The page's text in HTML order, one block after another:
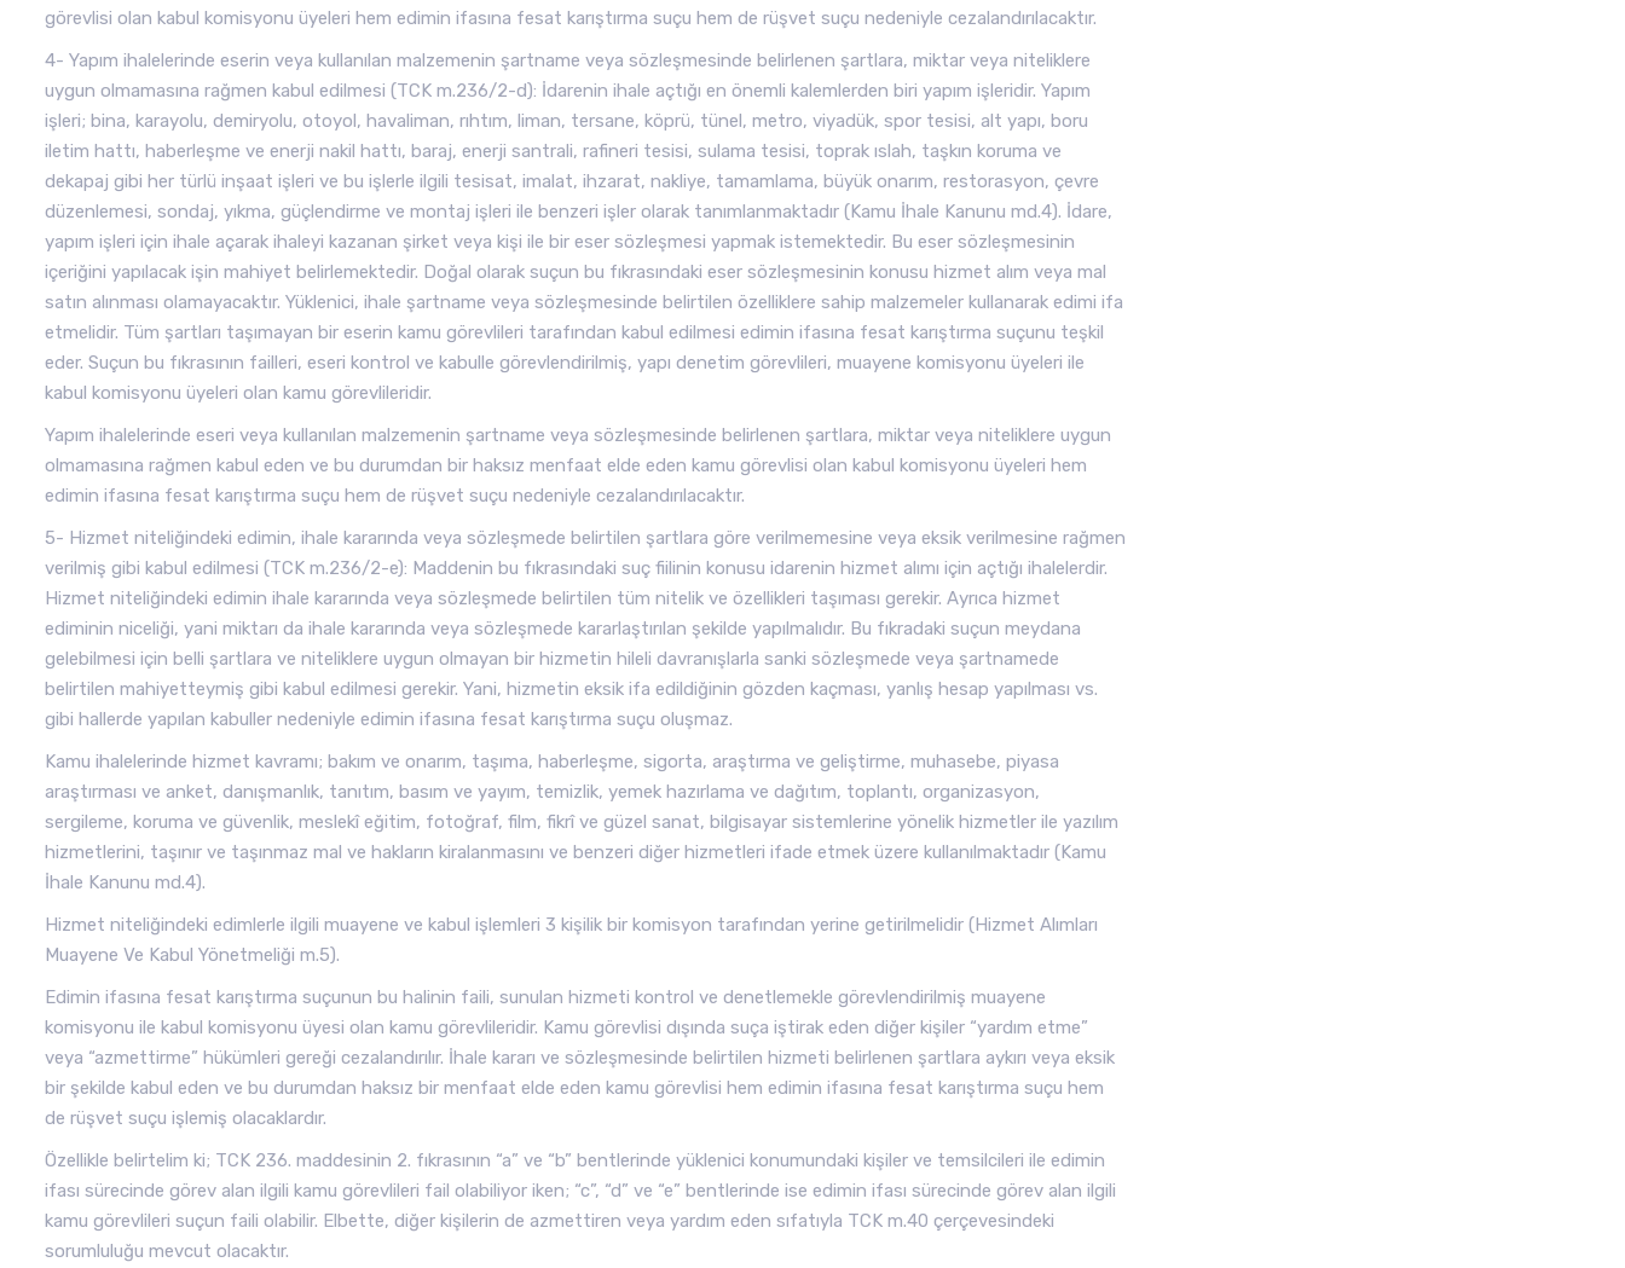
görevlisi olan kabul komisyonu üyeleri hem edimin ifasına fesat karıştırma suçu hem de rüşvet suçu nedeniyle cezalandırılacaktır.
4- Yapım ihalelerinde eserin veya kullanılan malzemenin şartname veya sözleşmesinde belirlenen şartlara, miktar veya niteliklere
uygun olmamasına rağmen kabul edilmesi (TCK m.236/2-d): İdarenin ihale açtığı en önemli kalemlerden biri yapım işleridir. Yapım
işleri; bina, karayolu, demiryolu, otoyol, havaliman, rıhtım, liman, tersane, köprü, tünel, metro, viyadük, spor tesisi, alt yapı, boru
iletim hattı, haberleşme ve enerji nakil hattı, baraj, enerji santrali, rafineri tesisi, sulama tesisi, toprak ıslah, taşkın koruma ve
dekapaj gibi her türlü inşaat işleri ve bu işlerle ilgili tesisat, imalat, ihzarat, nakliye, tamamlama, büyük onarım, restorasyon, çevre
düzenlemesi, sondaj, yıkma, güçlendirme ve montaj işleri ile benzeri işler olarak tanımlanmaktadır (Kamu İhale Kanunu md.4). İdare,
yapım işleri için ihale açarak ihaleyi kazanan şirket veya kişi ile bir eser sözleşmesi yapmak istemektedir. Bu eser sözleşmesinin
içeriğini yapılacak işin mahiyet belirlemektedir. Doğal olarak suçun bu fıkrasındaki eser sözleşmesinin konusu hizmet alım veya mal
satın alınması olamayacaktır. Yüklenici, ihale şartname veya sözleşmesinde belirtilen özelliklere sahip malzemeler kullanarak edimi ifa
etmelidir. Tüm şartları taşımayan bir eserin kamu görevlileri tarafından kabul edilmesi edimin ifasına fesat karıştırma suçunu teşkil
eder. Suçun bu fıkrasının failleri, eseri kontrol ve kabulle görevlendirilmiş, yapı denetim görevlileri, muayene komisyonu üyeleri ile
kabul komisyonu üyeleri olan kamu görevlileridir.
Yapım ihalelerinde eseri veya kullanılan malzemenin şartname veya sözleşmesinde belirlenen şartlara, miktar veya niteliklere uygun
olmamasına rağmen kabul eden ve bu durumdan bir haksız menfaat elde eden kamu görevlisi olan kabul komisyonu üyeleri hem
edimin ifasına fesat karıştırma suçu hem de rüşvet suçu nedeniyle cezalandırılacaktır.
5- Hizmet niteliğindeki edimin, ihale kararında veya sözleşmede belirtilen şartlara göre verilmemesine veya eksik verilmesine rağmen
verilmiş gibi kabul edilmesi (TCK m.236/2-e): Maddenin bu fıkrasındaki suç fiilinin konusu idarenin hizmet alımı için açtığı ihalelerdir.
Hizmet niteliğindeki edimin ihale kararında veya sözleşmede belirtilen tüm nitelik ve özellikleri taşıması gerekir. Ayrıca hizmet
ediminin niceliği, yani miktarı da ihale kararında veya sözleşmede kararlaştırılan şekilde yapılmalıdır. Bu fıkradaki suçun meydana
gelebilmesi için belli şartlara ve niteliklere uygun olmayan bir hizmetin hileli davranışlarla sanki sözleşmede veya şartnamede
belirtilen mahiyetteymiş gibi kabul edilmesi gerekir. Yani, hizmetin eksik ifa edildiğinin gözden kaçması, yanlış hesap yapılması vs.
gibi hallerde yapılan kabuller nedeniyle edimin ifasına fesat karıştırma suçu oluşmaz.
Kamu ihalelerinde hizmet kavramı; bakım ve onarım, taşıma, haberleşme, sigorta, araştırma ve geliştirme, muhasebe, piyasa
araştırması ve anket, danışmanlık, tanıtım, basım ve yayım, temizlik, yemek hazırlama ve dağıtım, toplantı, organizasyon,
sergileme, koruma ve güvenlik, meslekî eğitim, fotoğraf, film, fikrî ve güzel sanat, bilgisayar sistemlerine yönelik hizmetler ile yazılım
hizmetlerini, taşınır ve taşınmaz mal ve hakların kiralanmasını ve benzeri diğer hizmetleri ifade etmek üzere kullanılmaktadır (Kamu
İhale Kanunu md.4).
Hizmet niteliğindeki edimlerle ilgili muayene ve kabul işlemleri 3 kişilik bir komisyon tarafından yerine getirilmelidir (Hizmet Alımları
Muayene Ve Kabul Yönetmeliği m.5).
Edimin ifasına fesat karıştırma suçunun bu halinin faili, sunulan hizmeti kontrol ve denetlemekle görevlendirilmiş muayene
komisyonu ile kabul komisyonu üyesi olan kamu görevlileridir. Kamu görevlisi dışında suça iştirak eden diğer kişiler “yardım etme”
veya “azmettirme” hükümleri gereği cezalandırılır. İhale kararı ve sözleşmesinde belirtilen hizmeti belirlenen şartlara aykırı veya eksik
bir şekilde kabul eden ve bu durumdan haksız bir menfaat elde eden kamu görevlisi hem edimin ifasına fesat karıştırma suçu hem
de rüşvet suçu işlemiş olacaklardır.
Özellikle belirtelim ki; TCK 236. maddesinin 2. fıkrasının “a” ve “b” bentlerinde yüklenici konumundaki kişiler ve temsilcileri ile edimin
ifası sürecinde görev alan ilgili kamu görevlileri fail olabiliyor iken; “c”, “d” ve “e” bentlerinde ise edimin ifası sürecinde görev alan ilgili
kamu görevlileri suçun faili olabilir. Elbette, diğer kişilerin de azmettiren veya yardım eden sıfatıyla TCK m.40 çerçevesindeki
sorumluluğu mevcut olacaktır.